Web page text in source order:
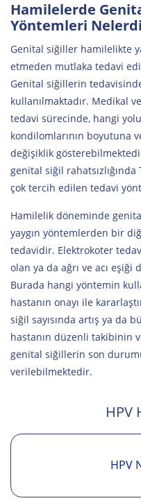
Hamilelerde
Yöntemleri
Genital siğiller hamilelikte
etmeden mutlaka tedavi
Genital siğillerin
kullanılmaktadır. Medikal
tedavi sürecinde, hangi
kondilomlarının boyutuna
değişiklik
genital siğil
çok tercih edilen tedavi
Hamilelik döneminde
yaygın yöntemlerden bir
tedavidir. Elektrokoter
olan ya da ağrı ve acı eşiği
Burada hangi yöntemin
hastanın onayı ile
siğil sayısında artış ya da
hastanın düzenli takibinin
genital siğillerin son
verilebilmektedir.
HPV
HPV